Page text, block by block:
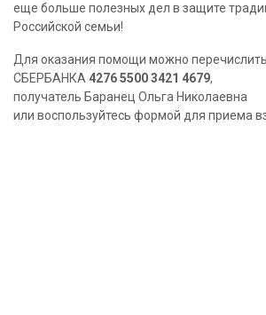
еще больше полезных дел в защите
Российской семьи!
Для оказания помощи можно перечислить
СБЕРБАНКА 4276 5500 3421 4679,
получатель Баранец Ольга Николаевна
или воспользуйтесь формой для приема